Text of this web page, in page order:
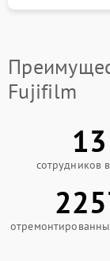
Fujifilm
13
сотрудников